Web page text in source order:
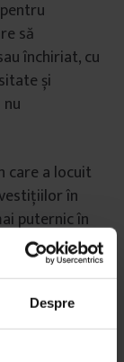
Despre
să
închiriat, cu
și
care a locuit
în
puternic în
„E
oamenilor. Și
ăsta.
în care
cu 10